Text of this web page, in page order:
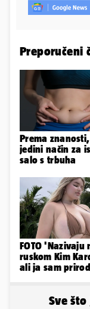
Preporučeni
Prema
jedini način za
salo s trbuha
FOTO 'Nazivaju
ruskom Kim
ali ja sam
Sve